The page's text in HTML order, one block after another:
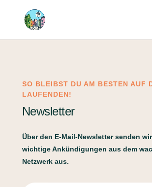
SO BLEIBST DU AM BESTEN AUF
LAUFENDEN!
Newsletter
Über den E-Mail-Newsletter senden
wichtige Ankündigungen aus dem
Netzwerk aus.